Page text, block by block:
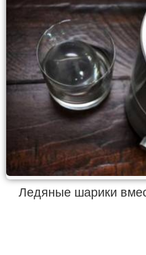
Ледяные шарики